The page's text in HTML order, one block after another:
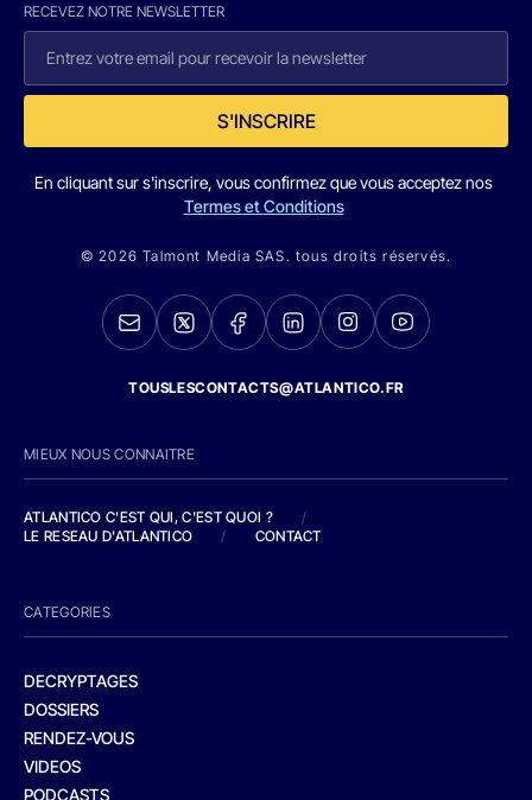
RECEVEZ NOTRE NEWSLETTER
S'INSCRIRE
En cliquant sur s'inscrire, vous confirmez que vous acceptez nos
Termes et Conditions
© 2026 Talmont Media SAS. tous droits réservés.
TOUSLESCONTACTS@ATLANTICO.FR
MIEUX NOUS CONNAITRE
ATLANTICO C'EST QUI, C'EST QUOI ?
/
LE RESEAU D'ATLANTICO
/ CONTACT
CATEGORIES
DECRYPTAGES
DOSSIERS
RENDEZ-VOUS
VIDEOS
PODCASTS